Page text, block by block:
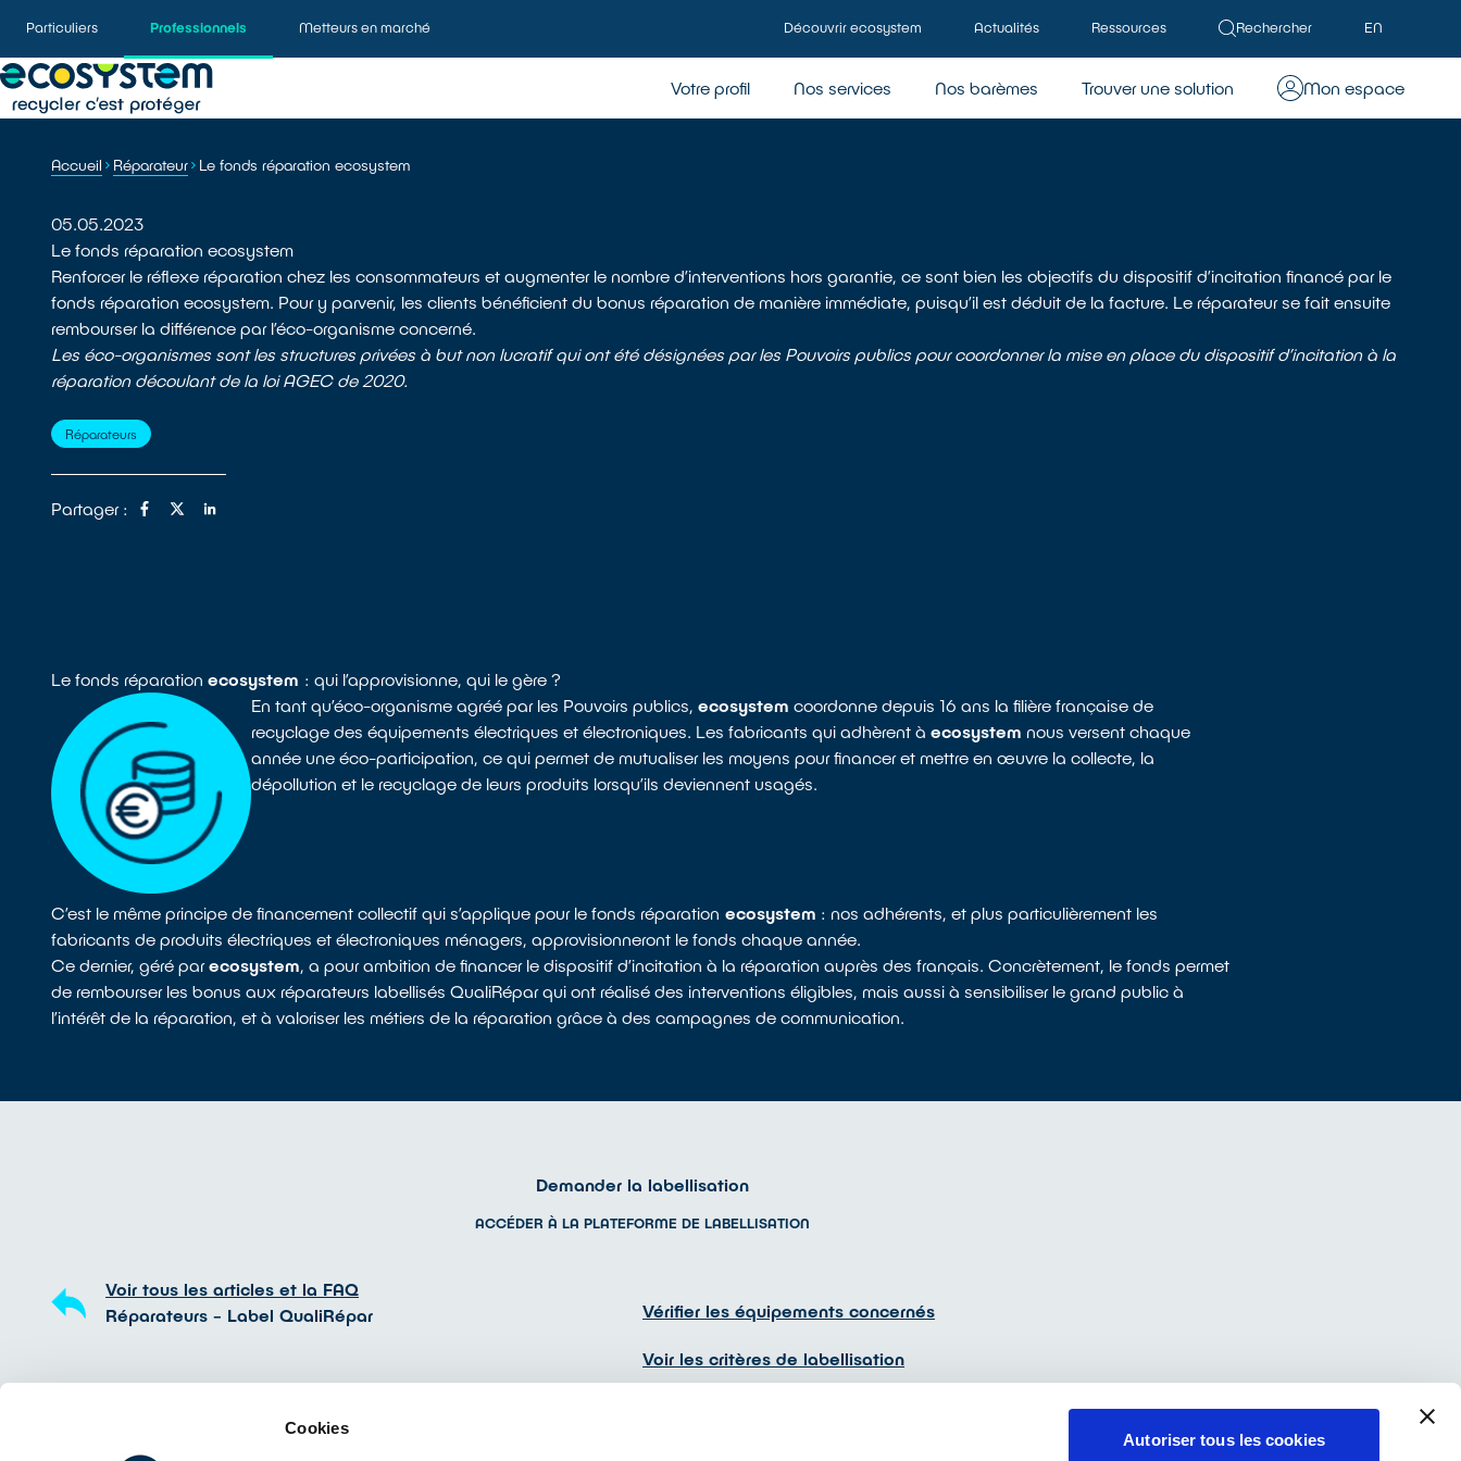
Cookies
Autoriser tous les cookies
Particuliers Professionnels Metteurs en marché Découvrir ecosystem Actualités Ressources Rechercher EN
Votre profil Nos services Nos barèmes Trouver une solution Mon espace
Accueil Réparateur Le fonds réparation ecosystem
05.05.2023
Le fonds réparation ecosystem
Renforcer le réflexe réparation chez les consommateurs et augmenter le nombre d’interventions hors garantie, ce sont bien les objectifs du dispositif d’incitation financé par le
fonds réparation ecosystem. Pour y parvenir, les clients bénéficient du bonus réparation de manière immédiate, puisqu’il est déduit de la facture. Le réparateur se fait ensuite
rembourser la différence par l’éco-organisme concerné.
Les éco-organismes sont les structures privées à but non lucratif qui ont été désignées par les Pouvoirs publics pour coordonner la mise en place du dispositif d’incitation à la
réparation découlant de la loi AGEC de 2020.
Réparateurs
Partager :
Le fonds réparationecosystem : qui l’approvisionne, qui le gère ?
En tant qu’éco-organisme agréé par les Pouvoirs publics,ecosystem coordonne depuis 16 ans la filière française de
recyclage des équipements électriques et électroniques. Les fabricants qui adhèrent àecosystem nous versent chaque
année une éco-participation, ce qui permet de mutualiser les moyens pour financer et mettre en œuvre la collecte, la
dépollution et le recyclage de leurs produits lorsqu’ils deviennent usagés.
C’est le même principe de financement collectif qui s’applique pour le fonds réparation ecosystem : nos adhérents, et plus particulièrement les
fabricants de produits électriques et électroniques ménagers, approvisionneront le fonds chaque année.
Ce dernier, géré parecosystem , a pour ambition de financer le dispositif d’incitation à la réparation auprès des français. Concrètement, le fonds permet
de rembourser les bonus aux réparateurs labellisés QualiRépar qui ont réalisé des interventions éligibles, mais aussi à sensibiliser le grand public à
l’intérêt de la réparation, et à valoriser les métiers de la réparation grâce à des campagnes de communication.
Demander la labellisation
ACCÉDER À LA PLATEFORME DE LABELLISATION
Voir tous les articles et la FAQ
Réparateurs - Label QualiRépar
Vérifier les équipements concernés
Voir les critères de labellisation